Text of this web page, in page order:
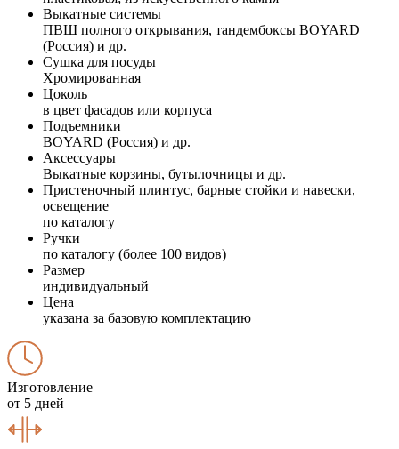
Выкатные системы
ПВШ полного открывания, тандембоксы BOYARD
(Россия) и др.
Сушка для посуды
Хромированная
Цоколь
в цвет фасадов или корпуса
Подъемники
BOYARD (Россия) и др.
Аксессуары
Выкатные корзины, бутылочницы и др.
Пристеночный плинтус, барные стойки и навески,
освещение
по каталогу
Ручки
по каталогу (более 100 видов)
Размер
индивидуальный
Цена
указана за базовую комплектацию
Изготовление
от 5 дней